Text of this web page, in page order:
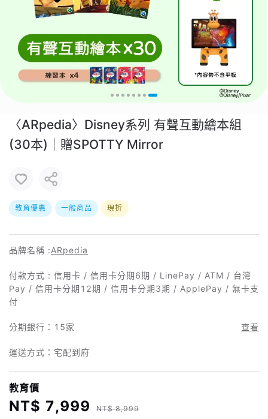
〈ARpedia〉Disney系列 有聲互動繪本組
(30本)｜贈SPOTTY Mirror
教育優惠 一般商品 現折
品牌名稱 :ARpedia
付款方式 : 信用卡 / 信用卡分期6期 / LinePay / ATM / 台灣
Pay / 信用卡分期12期 / 信用卡分期3期 / ApplePay / 無卡支
付
分期銀行： 15家 查看
運送方式：宅配到府
教育價
NT$ 7,999 NT$ 8,999